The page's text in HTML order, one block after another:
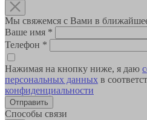
Мы свяжемся с Вами в
Ваше имя *
Телефон *
Нажимая на кнопку ниже, я даю
персональных данных в
конфиденциальности
Способы связи